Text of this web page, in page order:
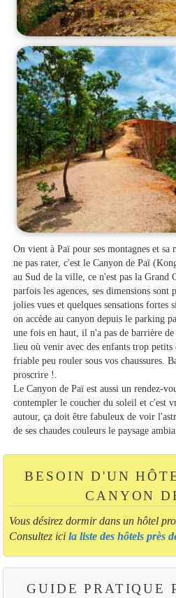
On vient à Paï pour ses montagnes et
ne pas rater, c'est le Canyon de Paï
au Sud de la ville, ce n'est pas la Grand
parfois les agences, ses dimensions
jolies vues et quelques sensations fortes
on accède au canyon depuis le parking
une fois en haut, il n'a pas de barrière
lieu où venir avec des enfants trop petits
friable peu rouler sous vos chaussures.
proscrire !.
Le Canyon de Paï est aussi un rendez-
contempler le coucher du soleil et c'est
autour, ça doit être fabuleux de voir
de ses chaudes couleurs le paysage
BESOIN D'UN
CANYON
Vous désirez dormir dans un hôtel
Consultez ici la liste des hôtels près
GUIDE PRATIQUE